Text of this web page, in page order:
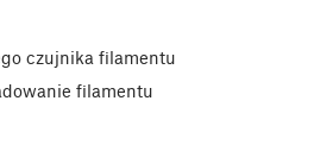
czujnika filamentu
filamentu